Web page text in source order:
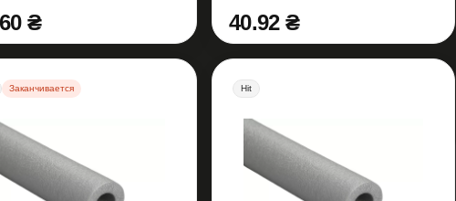
₴ 40.92 ₴
Заканчивается Hit